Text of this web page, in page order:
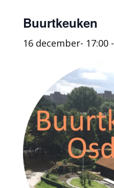
Buurtkeuken
16 december- 17:00-